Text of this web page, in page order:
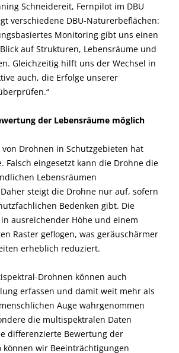
Schneidereit, Fernpilot im DBU
verschiedene DBU-Naturerbeflächen:
Monitoring gibt uns einen
auf Strukturen, Lebensräume und
Gleichzeitig hilft uns der Wechsel in
auch, die Erfolge unserer
der Lebensräume möglich
von Drohnen in Schutzgebieten hat
Falsch eingesetzt kann die Drohne die
Lebensräumen
steigt die Drohne nur auf, sofern
Bedenken gibt. Die
ausreichender Höhe und einem
Raster geflogen, was geräuschärmer
erheblich reduziert.
Drohnen können auch
erfassen und damit weit mehr als
Auge wahrgenommen
die multispektralen Daten
differenzierte Bewertung der
können wir Beeinträchtigungen